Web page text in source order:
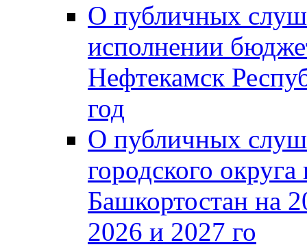
О публичных
исполнении
Нефтекамск
год
О публичных
городского
Башкортостан на
2026 и 2027 го